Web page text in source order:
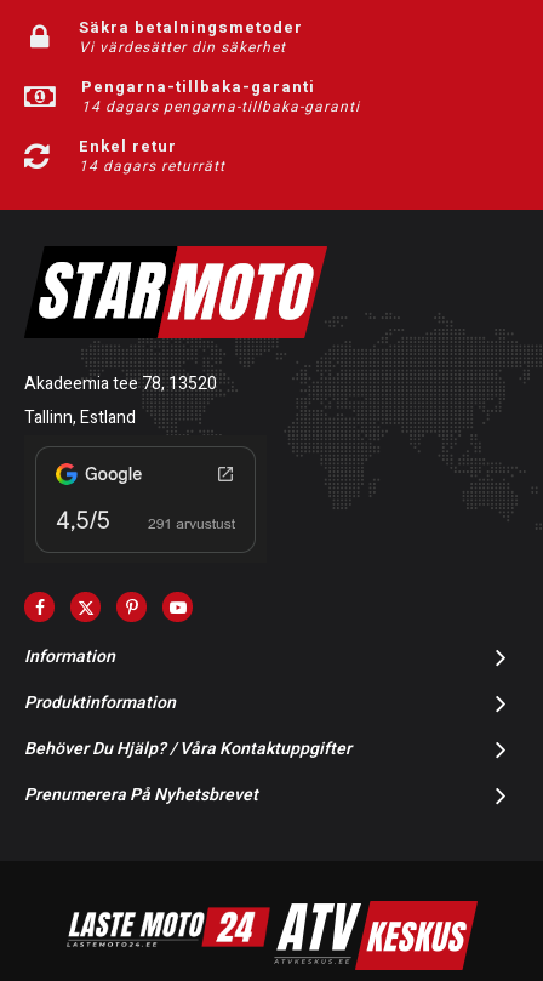
Säkra betalningsmetoder
Vi värdesätter din säkerhet
Pengarna-tillbaka-garanti
14 dagars pengarna-tillbaka-garanti
Enkel retur
14 dagars returrätt
Akadeemia tee 78, 13520
Tallinn, Estland
Information
Produktinformation
Behöver Du Hjälp? / Våra Kontaktuppgifter
Prenumerera På Nyhetsbrevet